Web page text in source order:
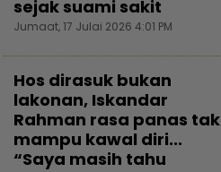
sejak suami sakit
Jumaat, 17 Julai 2026 4:01 PM
Hos dirasuk bukan
lakonan, Iskandar
Rahman rasa panas tak
mampu kawal diri...
“Saya masih tahu